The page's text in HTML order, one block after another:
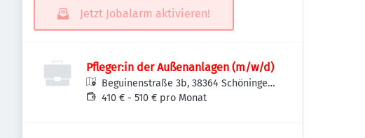
Jetzt Jobalarm aktivieren!
Pfleger:in der Außenanlagen (m/w/d)
Beguinenstraße 3b, 38364 Schöningen,
Deutschland
410 € - 510 € pro Monat